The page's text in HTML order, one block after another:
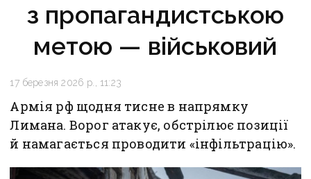
з пропагандистською
метою — військовий
17 березня 2026 р., 11:23
Армія рф щодня тисне в напрямку
Лимана. Ворог атакує, обстрілює позиції
й намагається проводити «інфільтрацію».